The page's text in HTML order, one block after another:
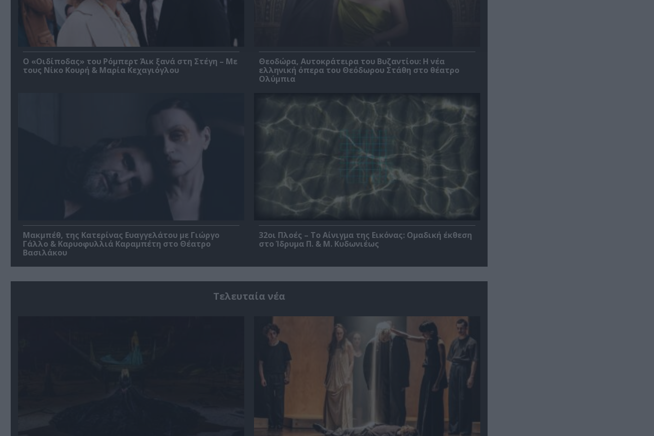
O «Οιδίποδας» του Ρόμπερτ Άικ ξανά στη Στέγη – Με
τους Νίκο Κουρή & Μαρία Κεχαγιόγλου
Θεοδώρα, Αυτοκράτειρα του Βυζαντίου: Η νέα
ελληνική όπερα του Θεόδωρου Στάθη στο θέατρο
Ολύμπια
Μακμπέθ, της Κατερίνας Ευαγγελάτου με Γιώργο
Γάλλο & Καρυοφυλλιά Καραμπέτη στο Θέατρο
Βασιλάκου
32οι Πλοές – Το Αίνιγμα της Εικόνας: Ομαδική έκθεση
στο Ίδρυμα Π. & Μ. Κυδωνιέως
Τελευταία νέα